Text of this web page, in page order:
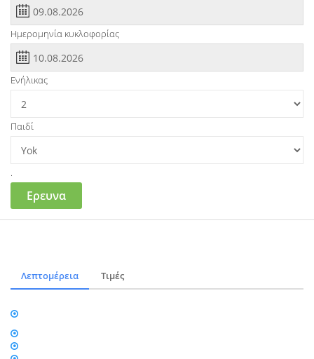
Ημερομηνία κυκλοφορίας
Ενήλικας
Παιδί
.
Ερευνα
Λεπτομέρεια Τιμές